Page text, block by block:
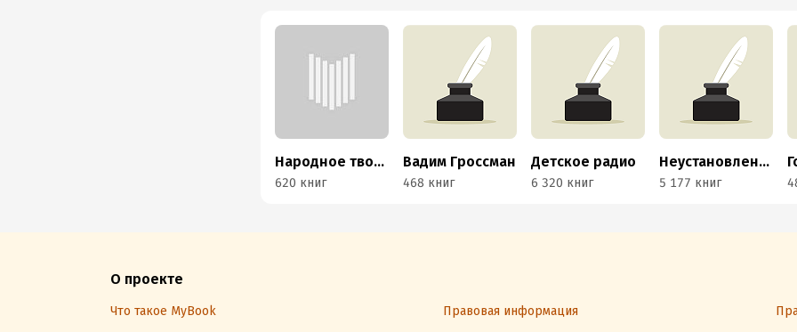
Народное творчество (Фольклор)
620 книг
Вадим Гроссман
468 книг
Детское радио
6 320 книг
Неустановленный автор
5 177 книг
О проекте
Что такое MyBook Правовая информация